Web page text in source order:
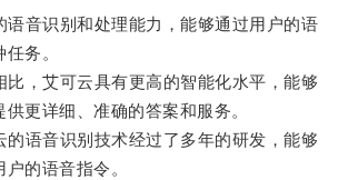
音识别和处理能力，能够通过用户的语
务。
，艾可云具有更高的智能化水平，能够
更详细、准确的答案和服务。
语音识别技术经过了多年的研发，能够
的语音指令。